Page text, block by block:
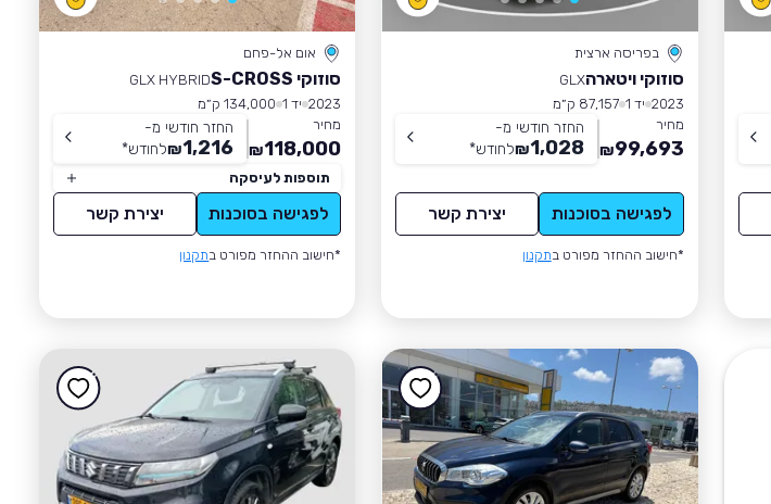
בפריסה ארצית
סוזוקי ויטארהGLX
2023 יד 1
87,157 ק״מ
מחיר
99,693
₪
החזר חודשי מ-
1,028
₪לחודש*
לפגישה בסוכנות יצירת קשר
*חישוב ההחזר מפורט בתקנון
אום אל-פחם
סוזוקי S-CROSS
GLX HYBRID
2023 יד 1
134,000 ק״מ
מחיר
118,000
₪
החזר חודשי מ-
1,216
₪לחודש*
תוספות לעיסקה
לפגישה בסוכנות יצירת קשר
*חישוב ההחזר מפורט בתקנון